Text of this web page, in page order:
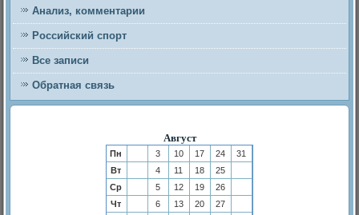
Анализ, комментарии
Российский спорт
Все записи
Обратная связь
Август
Пн 3 10 17 24
31
Вт
4 11 18
25
Ср
5 12 19
26
Чт
6 13 20
27